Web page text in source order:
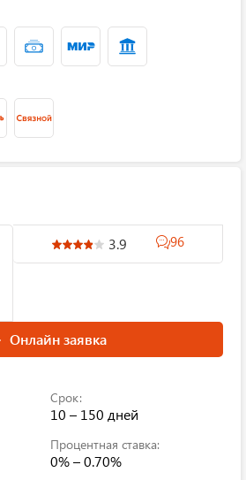
3.9 96
Онлайн заявка
Срок:
10 – 150 дней
Процентная ставка:
0% – 0.70%